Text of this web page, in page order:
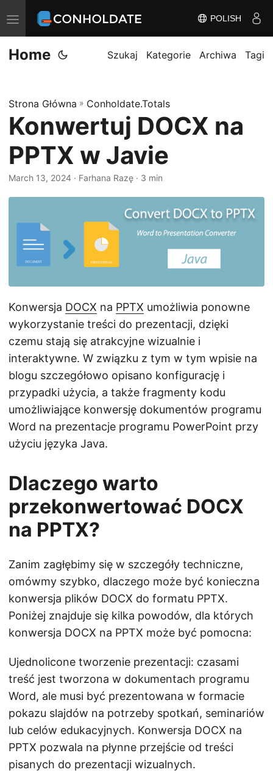
P
r
z
ą
c
n
a
g
POLISH
Home Szukaj Kategorie Archiwa Tagi
Strona Główna » Conholdate.Totals
Konwertuj DOCX na
PPTX w Javie
March 13, 2024 ‎ · Farhana Razę · 3 min
Konwersja DOCX na PPTX umożliwia ponowne
wykorzystanie treści do prezentacji, dzięki
czemu stają się atrakcyjne wizualnie i
interaktywne. W związku z tym w tym wpisie na
blogu szczegółowo opisano konfigurację i
przypadki użycia, a także fragmenty kodu
umożliwiające konwersję dokumentów programu
Word na prezentacje programu PowerPoint przy
użyciu języka Java.
Dlaczego warto
przekonwertować DOCX
na PPTX?
Zanim zagłębimy się w szczegóły techniczne,
omówmy szybko, dlaczego może być konieczna
konwersja plików DOCX do formatu PPTX.
Poniżej znajduje się kilka powodów, dla których
konwersja DOCX na PPTX może być pomocna:
Ujednolicone tworzenie prezentacji: czasami
treść jest tworzona w dokumentach programu
Word, ale musi być prezentowana w formacie
pokazu slajdów na potrzeby spotkań, seminariów
lub celów edukacyjnych. Konwersja DOCX na
PPTX pozwala na płynne przejście od treści
pisanych do prezentacji wizualnych.